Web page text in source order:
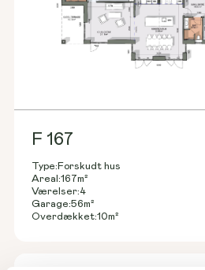
F 167
Type: Forskudt hus
Areal:167m²
Værelser:4
Garage:56m²
Overdækket:10m²